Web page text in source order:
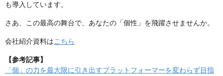
も導入しています。
さあ、この最高の舞台で、あなたの「個性」を飛躍させませんか。
会社紹介資料はこちら
【参考記事】
「個」の力を最大限に引き出すプラットフォーマーを変わらず目指